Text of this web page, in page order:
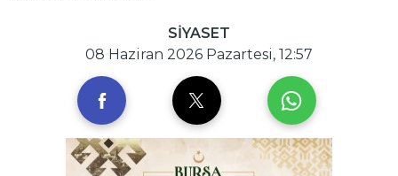
SİYASET
08 Haziran 2026 Pazartesi, 12:57